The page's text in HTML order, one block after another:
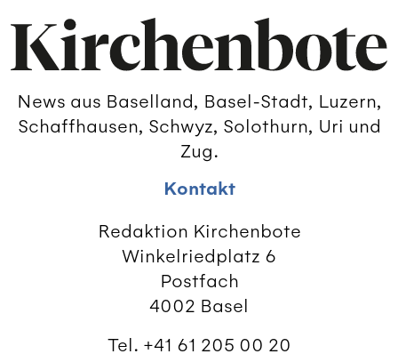
News aus Baselland, Basel-Stadt, Luzern,
Schaffhausen, Schwyz, Solothurn, Uri und
Zug.
Kontakt
Redaktion Kirchenbote
Winkelriedplatz 6
Postfach
4002 Basel
Tel. +41 61 205 00 20